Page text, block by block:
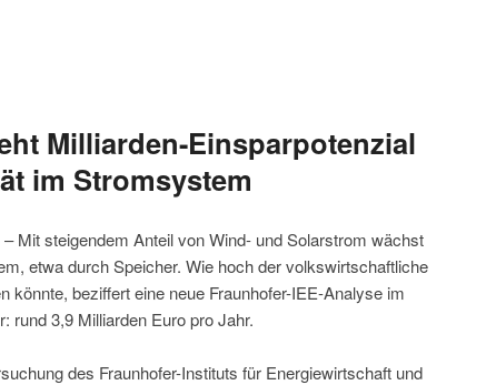
Milliarden-Einsparpotenzial
im Stromsystem
– Mit steigendem Anteil von Wind- und Solarstrom wächst
etwa durch Speicher. Wie hoch der volkswirtschaftliche
könnte, beziffert eine neue Fraunhofer-IEE-Analyse im
rund 3,9 Milliarden Euro pro Jahr.
des Fraunhofer-Instituts für Energiewirtschaft und